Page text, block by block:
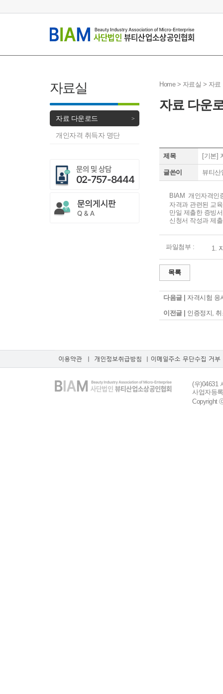
자료실
자료 다운로드
개인자격 취득자 명단
자료 다운
Home > 자료실 > 자료
제목 [기본]
글쓴이 뷰티산
BIAM 개인자격인
자격과 관련된 교
만일 제출한 증빙
신청서 작성과 제
파일첨부 : 1.
목록
다음글 | 자격시험 응
이전글 | 인증정지,
(우)04631
사업자등
Copyright